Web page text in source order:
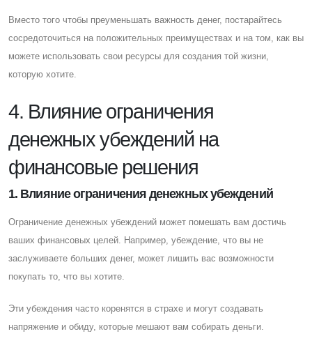
Вместо того чтобы преуменьшать важность денег, постарайтесь
сосредоточиться на положительных преимуществах и на том, как вы
можете использовать свои ресурсы для создания той жизни,
которую хотите.
4. Влияние ограничения
денежных убеждений на
финансовые решения
1. Влияние ограничения денежных убеждений
Ограничение денежных убеждений может помешать вам достичь
ваших финансовых целей. Например, убеждение, что вы не
заслуживаете больших денег, может лишить вас возможности
покупать то, что вы хотите.
Эти убеждения часто коренятся в страхе и могут создавать
напряжение и обиду, которые мешают вам собирать деньги.